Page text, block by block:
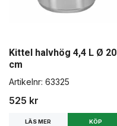
Kittel halvhög 4,4 L Ø 20
cm
Artikelnr: 63325
525 kr
LÄS MER